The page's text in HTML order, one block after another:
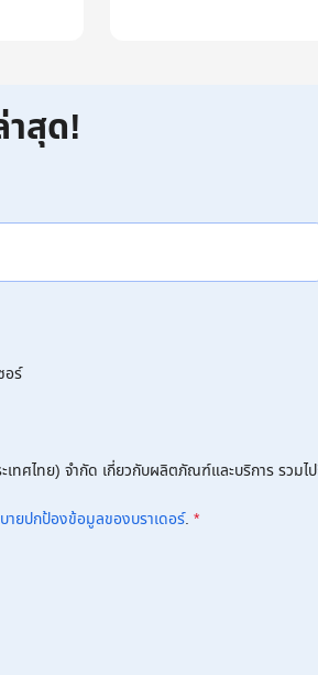
าสุด!
อร์
ศไทย) จำกัด เกี่ยวกับผลิตภัณฑ์และบริการ รวม
ายปกป้องข้อมูลของบราเดอร์. *